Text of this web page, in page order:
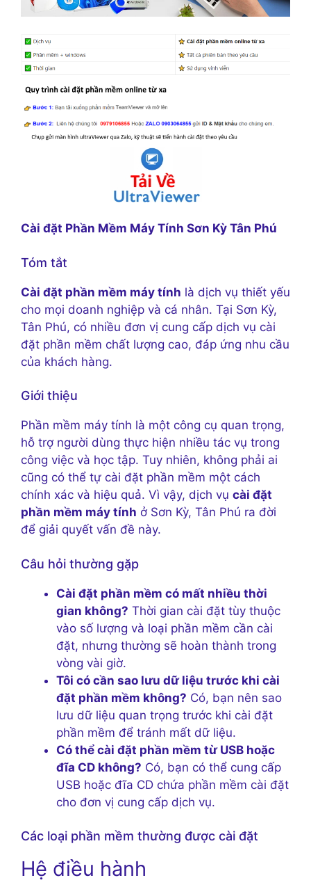
Cài đặt Phần Mềm Máy Tính Sơn Kỳ Tân Phú
Tóm tắt
Cài đặt phần mềm máy tính là dịch vụ thiết yếu
cho mọi doanh nghiệp và cá nhân. Tại Sơn Kỳ,
Tân Phú, có nhiều đơn vị cung cấp dịch vụ cài
đặt phần mềm chất lượng cao, đáp ứng nhu cầu
của khách hàng.
Giới thiệu
Phần mềm máy tính là một công cụ quan trọng,
hỗ trợ người dùng thực hiện nhiều tác vụ trong
công việc và học tập. Tuy nhiên, không phải ai
cũng có thể tự cài đặt phần mềm một cách
chính xác và hiệu quả. Vì vậy, dịch vụ cài đặt
phần mềm máy tính ở Sơn Kỳ, Tân Phú ra đời
để giải quyết vấn đề này.
Câu hỏi thường gặp
Cài đặt phần mềm có mất nhiều thời
gian không? Thời gian cài đặt tùy thuộc
vào số lượng và loại phần mềm cần cài
đặt, nhưng thường sẽ hoàn thành trong
vòng vài giờ.
Tôi có cần sao lưu dữ liệu trước khi cài
đặt phần mềm không? Có, bạn nên sao
lưu dữ liệu quan trọng trước khi cài đặt
phần mềm để tránh mất dữ liệu.
Có thể cài đặt phần mềm từ USB hoặc
đĩa CD không? Có, bạn có thể cung cấp
USB hoặc đĩa CD chứa phần mềm cài đặt
cho đơn vị cung cấp dịch vụ.
Các loại phần mềm thường được cài đặt
Hệ điều hành